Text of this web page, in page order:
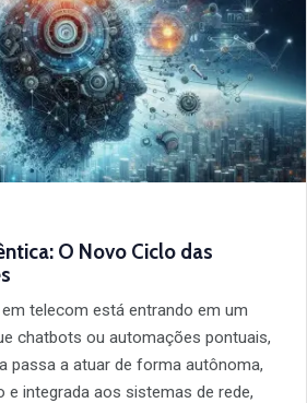
O Novo Ciclo das
telecom está entrando em um
chatbots ou automações pontuais,
passa a atuar de forma autônoma,
e integrada aos sistemas de rede,